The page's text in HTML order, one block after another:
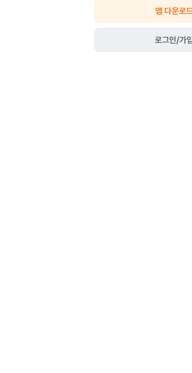
앱 다운로
로그인/가